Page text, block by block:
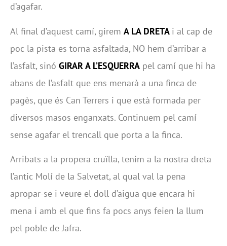
d’agafar.
Al final d’aquest camí, girem A LA DRETA i al cap de
poc la pista es torna asfaltada, NO hem d’arribar a
l’asfalt, sinó GIRAR A L’ESQUERRA pel camí que hi ha
abans de l’asfalt que ens menarà a una finca de
pagès, que és Can Terrers i que està formada per
diversos masos enganxats. Continuem pel camí
sense agafar el trencall que porta a la finca.
Arribats a la propera cruïlla, tenim a la nostra dreta
l’antic Molí de la Salvetat, al qual val la pena
apropar-se i veure el doll d’aigua que encara hi
mena i amb el que fins fa pocs anys feien la llum
pel poble de Jafra.